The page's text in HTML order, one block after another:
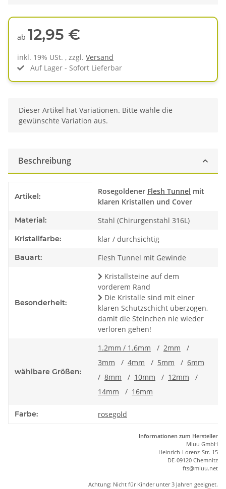
ab 12,95 €
inkl. 19% USt. , zzgl. Versand
Auf Lager - Sofort Lieferbar
x
Dieser Artikel hat Variationen. Bitte wähle die
gewünschte Variation aus.
Beschreibung
Artikel:
Rosegoldener Flesh Tunnel mit
klaren Kristallen und Cover
Material: Stahl (Chirurgenstahl 316L)
Kristallfarbe: klar / durchsichtig
Bauart: Flesh Tunnel mit Gewinde
Besonderheit:
Kristallsteine auf dem
vorderem Rand
Die Kristalle sind mit einer
klaren Schutzschicht überzogen,
damit die Steinchen nie wieder
verloren gehen!
wählbare Größen:
1.2mm / 1.6mm / 2mm
/
3mm
/ 4mm / 5mm / 6mm
/ 8mm / 10mm / 12mm
/
14mm
/ 16mm
Farbe: rosegold
Informationen zum Hersteller
Miuu GmbH
Heinrich-Lorenz-Str. 15
DE-09120 Chemnitz
fts@miuu.net
Achtung: Nicht für Kinder unter 3 Jahren geeignet.